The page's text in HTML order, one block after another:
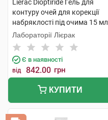
Lierac Dioptiride Гель для
контуру очей для корекції
набряклості під очима 15 мл
1 туба
Лабораторії Лієрак
Є в наявності
від 842.00 грн
КУПИТИ